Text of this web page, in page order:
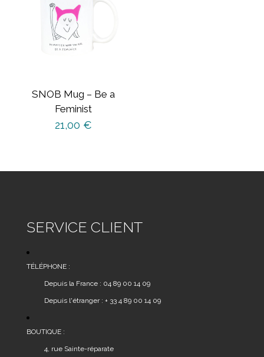
SNOB Mug – Be a
Feminist
21,00 €
SERVICE CLIENT
TÉLÉPHONE :
Depuis la France : 04 89 00 14 09
Depuis l'étranger : + 33 4 89 00 14 09
BOUTIQUE :
4, rue Sainte-réparate